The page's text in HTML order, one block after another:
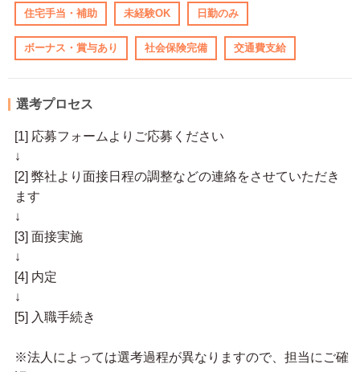
住宅手当・補助 未経験OK 日勤のみ
ボーナス・賞与あり 社会保険完備 交通費支給
選考プロセス
[1] 応募フォームよりご応募ください
↓
[2] 弊社より面接日程の調整などの連絡をさせていただき
ます
↓
[3] 面接実施
↓
[4] 内定
↓
[5] 入職手続き
※法人によっては選考過程が異なりますので、担当にご確